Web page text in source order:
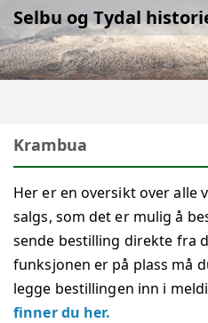
Selbu og Tydal
Krambua
Her er en oversikt over alle
salgs, som det er mulig å
sende bestilling direkte fra
funksjonen er på plass må
legge bestillingen inn i
finner du her.